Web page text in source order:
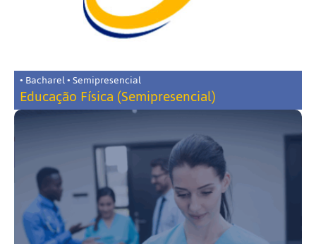
• Bacharel • Semipresencial
Educação Física (Semipresencial)